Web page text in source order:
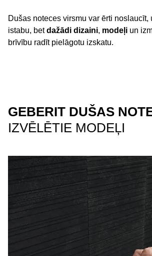
Dušas noteces virsmu var ērti noslaucīt,
istabu, betdažādi dizaini, modeļi un
brīvību radīt pielāgotu izskatu.
GEBERIT DUŠAS
IZVĒLĒTIE MODEĻI